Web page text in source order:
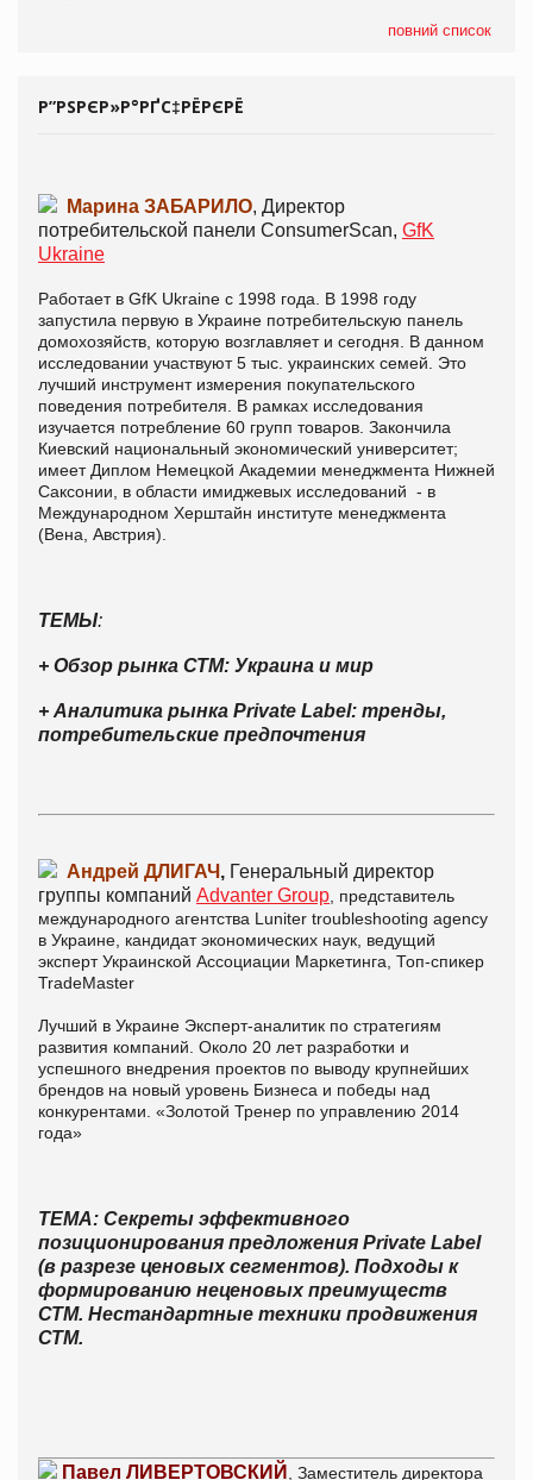
повний список
Р”РЅРЄР»Р°РҐС‡РЁРЄРЁ
Марина ЗАБАРИЛО, Директор
потребительской панели ConsumerScan, GfK
Ukraine
Работает в GfK Ukraine с 1998 года. В 1998 году
запустила первую в Украине потребительскую панель
домохозяйств, которую возглавляет и сегодня. В данном
исследовании участвуют 5 тыс. украинских семей. Это
лучший инструмент измерения покупательского
поведения потребителя. В рамках исследования
изучается потребление 60 групп товаров. Закончила
Киевский национальный экономический университет;
имеет Диплом Немецкой Академии менеджмента Нижней
Саксонии, в области имиджевых исследований - в
Международном Херштайн институте менеджмента
(Вена, Австрия).
ТЕМЫ:
+ Обзор рынка СТМ: Украина и мир
+ Аналитика рынка Private Label: тренды,
потребительские предпочтения
Андрей ДЛИГАЧ , Генеральный директор
группы компаний Advanter Group , представитель
международного агентства Luniter troubleshooting agency
в Украине, кандидат экономических наук, ведущий
эксперт Украинской Ассоциации Маркетинга, Топ-спикер
TradeMaster
Лучший в Украине Эксперт-аналитик по стратегиям
развития компаний. Около 20 лет разработки и
успешного внедрения проектов по выводу крупнейших
брендов на новый уровень Бизнеса и победы над
конкурентами. «Золотой Тренер по управлению 2014
года»
ТЕМА: Секреты эффективного
позиционирования предложения Private Label
(в разрезе ценовых сегментов). Подходы к
формированию неценовых преимуществ
СТМ. Нестандартные техники продвижения
СТМ.
Павел ЛИВЕРТОВСКИЙ , Заместитель директора